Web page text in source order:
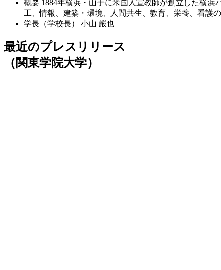
概要 1884年横浜・山手に米国人宣教師が創立した横
工、情報、建築・環境、人間共生、教育、栄養、看護
学長（学校長）
小山 嚴也
最近のプレスリリース
（関東学院大学）